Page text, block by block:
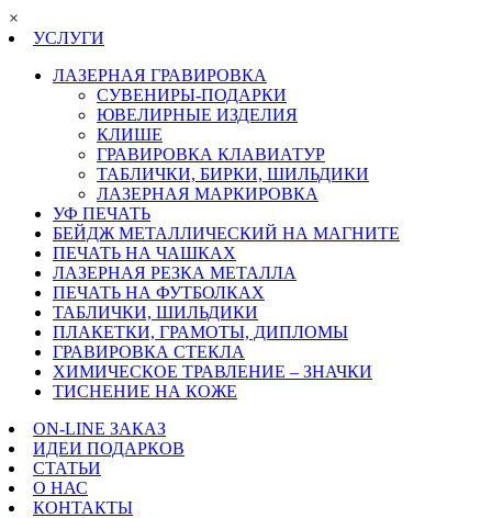
×
УСЛУГИ
ЛАЗЕРНАЯ ГРАВИРОВКА
СУВЕНИРЫ-ПОДАРКИ
ЮВЕЛИРНЫЕ ИЗДЕЛИЯ
КЛИШЕ
ГРАВИРОВКА КЛАВИАТУР
ТАБЛИЧКИ, БИРКИ, ШИЛЬДИКИ
ЛАЗЕРНАЯ МАРКИРОВКА
УФ ПЕЧАТЬ
БЕЙДЖ МЕТАЛЛИЧЕСКИЙ НА МАГНИТЕ
ПЕЧАТЬ НА ЧАШКАХ
ЛАЗЕРНАЯ РЕЗКА МЕТАЛЛА
ПЕЧАТЬ НА ФУТБОЛКАХ
ТАБЛИЧКИ, ШИЛЬДИКИ
ПЛАКЕТКИ, ГРАМОТЫ, ДИПЛОМЫ
ГРАВИРОВКА СТЕКЛА
ХИМИЧЕСКОЕ ТРАВЛЕНИЕ – ЗНАЧКИ
ТИСНЕНИЕ НА КОЖЕ
ON-LINE ЗАКАЗ
ИДЕИ ПОДАРКОВ
СТАТЬИ
О НАС
КОНТАКТЫ